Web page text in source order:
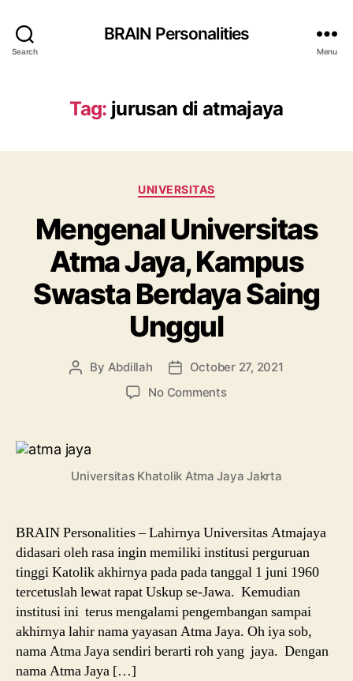
Search
BRAIN Personalities
Menu
Tag: jurusan di atmajaya
Categories
UNIVERSITAS
Mengenal Universitas
Atma Jaya, Kampus
Swasta Berdaya Saing
Unggul
Post
By Abdillah
PostOctober 27, 2021
No Commentson
Kampus
Saing
Unggul
Universitas Khatolik Atma Jaya Jakrta
BRAIN Personalities – Lahirnya Universitas Atmajaya
didasari oleh rasa ingin memiliki institusi perguruan
tinggi Katolik akhirnya pada pada tanggal 1 juni 1960
tercetuslah lewat rapat Uskup se-Jawa. Kemudian
institusi ini terus mengalami pengembangan sampai
akhirnya lahir nama yayasan Atma Jaya. Oh iya sob,
nama Atma Jaya sendiri berarti roh yang jaya. Dengan
nama Atma Jaya […]